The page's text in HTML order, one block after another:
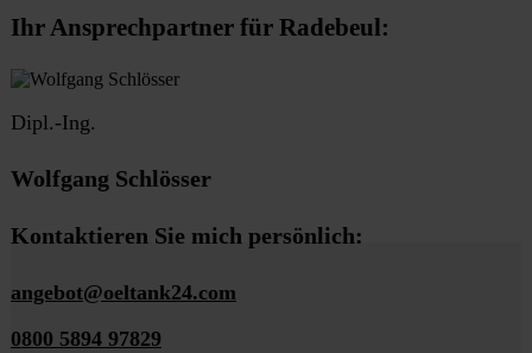
Ihr Ansprechpartner für Radebeul:
Dipl.-Ing.
Wolfgang Schlösser
Kontaktieren Sie mich persönlich:
angebot@oeltank24.com
0800 5894 97829